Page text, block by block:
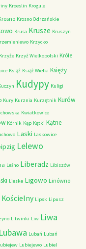
Kroeslin Krogule
Krosno Odrzańskie
Krusa Krusze Kruszyn
Krzycko
Krzyże Krzyż Wielkopolski Króle
Książ Książ Wielki Księży
Kudypy Kuligi
Kury Kurznia Kurzętnik Kurów
Kwiatkowice
Kórnik Kąp Kątki Kątne
Laski Laskowice
Lelewo
Leśno Liberadz Libiszów
Lieske Ligowo Linówno
Lipsk Lipusz
Litwinki Liw Liwa
Lubawa Lubań Lubań
Lubiejewo Lubiel